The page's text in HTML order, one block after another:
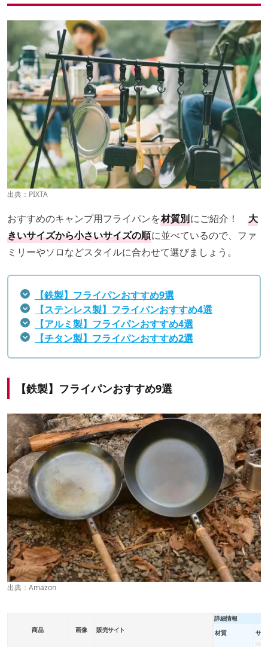
出典：PIXTA
おすすめのキャンプ用フライパンを材質別にご紹介！ 大
きいサイズから小さいサイズの順に並べているので、ファ
ミリーやソロなどスタイルに合わせて選びましょう。
【鉄製】フライパンおすすめ9選
【ステンレス製】フライパンおすすめ4選
【アルミ製】フライパンおすすめ4選
【チタン製】フライパンおすすめ2選
【鉄製】フライパンおすすめ9選
出典： Amazon
商品 画像 販売サイト
詳細情報
材質
サイ